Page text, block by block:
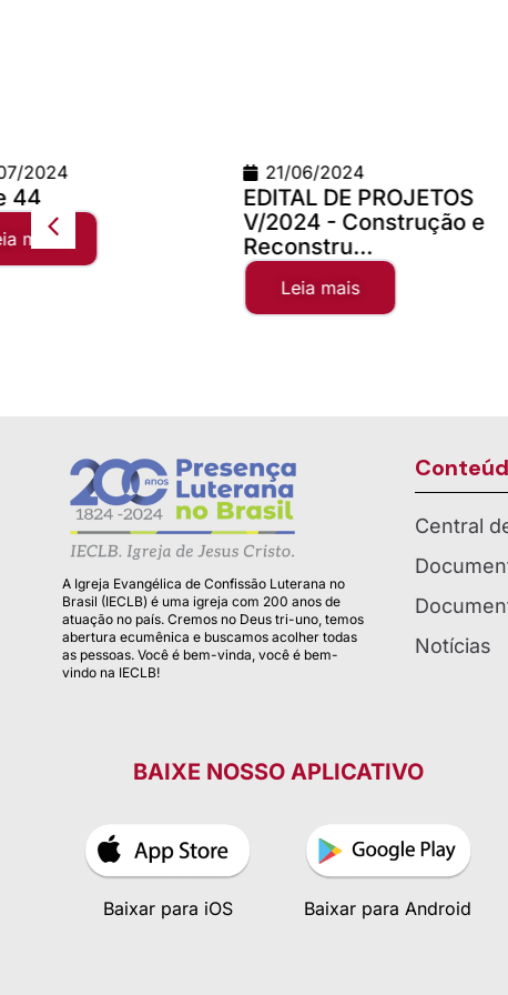
21/06/2024
EDITAL DE PROJETOS
V/2024 - Construção e
Reconstru...
24/06/2026
Teste Concilio
Leia mais
A Igreja Evangélica de Confissão Luterana no
Brasil (IECLB) é uma igreja com 200 anos de
atuação no país. Cremos no Deus tri-uno, temos
abertura ecumênica e buscamos acolher todas
as pessoas. Você é bem-vinda, você é bem-
vindo na IECLB!
Central
Notícias
BAIXE NOSSO APLICATIVO
Baixar para iOS Baixar para Android